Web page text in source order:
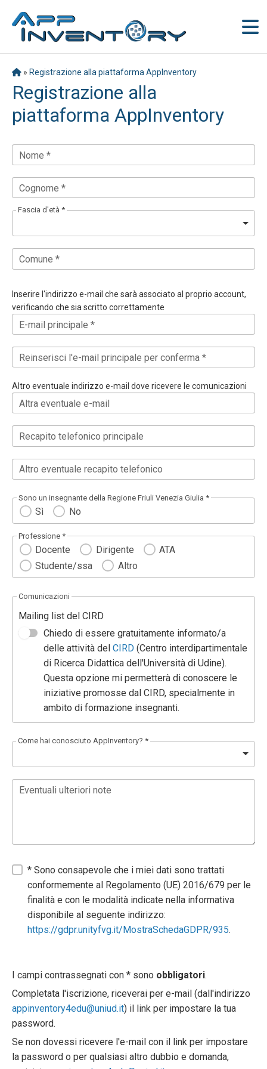
» Registrazione alla piattaforma AppInventory
Registrazione alla
piattaforma AppInventory
Nome *
Cognome *
Fascia d'età *
Comune *
Inserire l'indirizzo e-mail che sarà associato al proprio account,
verificando che sia scritto correttamente
E-mail principale *
Reinserisci l'e-mail principale per conferma *
Altro eventuale indirizzo e-mail dove ricevere le comunicazioni
Altra eventuale e-mail
Recapito telefonico principale
Altro eventuale recapito telefonico
Sono un insegnante della Regione Friuli Venezia Giulia *
Sì No
Professione *
Docente Dirigente
ATA
Studente/ssa
Altro
Comunicazioni
Mailing list del CIRD
Chiedo di essere gratuitamente informato/a
delle attività delCIRD (Centro interdipartimentale
di Ricerca Didattica dell'Università di Udine).
Questa opzione mi permetterà di conoscere le
iniziative promosse dal CIRD, specialmente in
ambito di formazione insegnanti.
Come hai conosciuto AppInventory? *
Eventuali ulteriori note
* Sono consapevole che i miei dati sono trattati
conformemente al Regolamento (UE) 2016/679 per le
finalità e con le modalità indicate nella informativa
disponibile al seguente indirizzo:
https://gdpr.unityfvg.it/MostraSchedaGDPR/935.
I campi contrassegnati con * sono obbligatori.
Completata l'iscrizione, riceverai per e-mail (dall'indirizzo
appinventory4edu@uniud.it) il link per impostare la tua
password.
Se non dovessi ricevere l'e-mail con il link per impostare
la password o per qualsiasi altro dubbio e domanda,